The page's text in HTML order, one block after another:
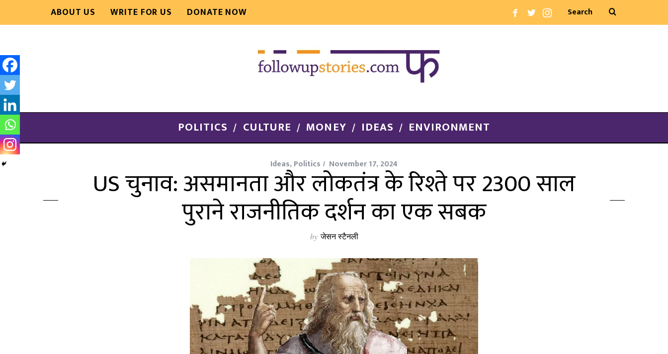
ABOUT US WRITE FOR US DONATE NOW
POLITICS CULTURE MONEY IDEAS ENVIRONMENT
Ideas, Politics November 17, 2024
US चुनाव: असमानता और लोकतंत्र के रिश्ते पर 2300 साल
पुराने राजनीतिक दर्शन का एक सबक
by जेसन स्टैनली